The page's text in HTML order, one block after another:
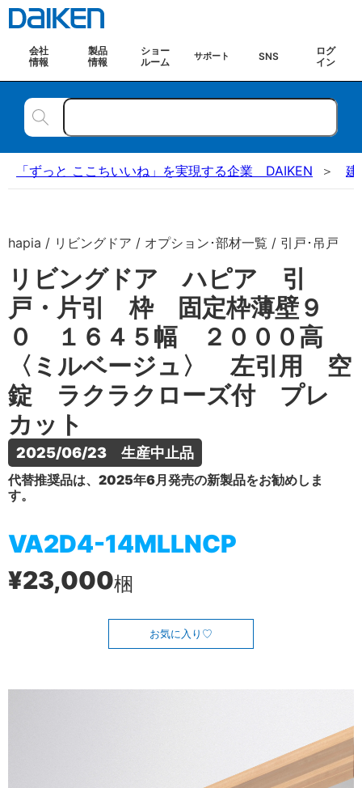
会社
情報
製品
情報
ショー
ルーム
サポート SNS
ログ
イン
「ずっと ここちいいね」を実現する企業 DAIKEN 建
hapia / リビングドア / オプション･部材一覧 / 引戸･吊戸
リビングドア ハピア 引
戸・片引 枠 固定枠薄壁９
０ １６４５幅 ２０００高
〈ミルベージュ〉 左引用 空
錠 ラクラクローズ付 プレ
カット
2025/06/23　生産中止品
代替推奨品は、2025年6月発売の新製品をお勧めしま
す。
VA2D4-14MLLNCP
¥23,000梱
お気に入り